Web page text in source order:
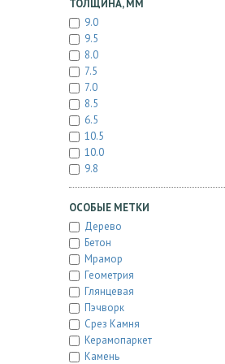
ТОЛЩИНА, ММ
9.0
9.5
8.0
7.5
7.0
8.5
6.5
10.5
10.0
9.8
ОСОБЫЕ МЕТКИ
Дерево
Бетон
Мрамор
Геометрия
Глянцевая
Пэчворк
Срез Камня
Керамопаркет
Камень